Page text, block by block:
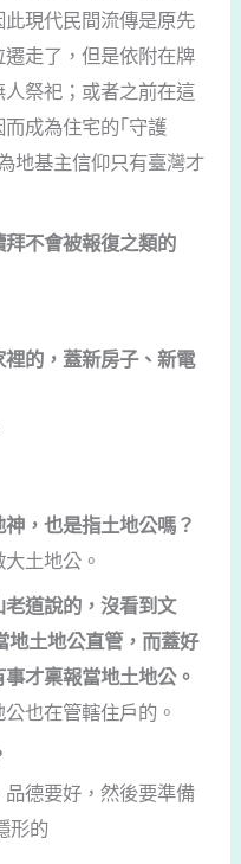
現代民間流傳是原先
走了，但是依附在牌
祭祀；或者之前在這
成為住宅的｢守護
地基主信仰只有臺灣才
不會被報復之類的
的，蓋新房子、新電
，也是指土地公嗎？
土地公。
道說的，沒看到文
地土地公直管，而蓋好
才稟報當地土地公。
也在管轄住戶的。
德要好，然後要準備
形的